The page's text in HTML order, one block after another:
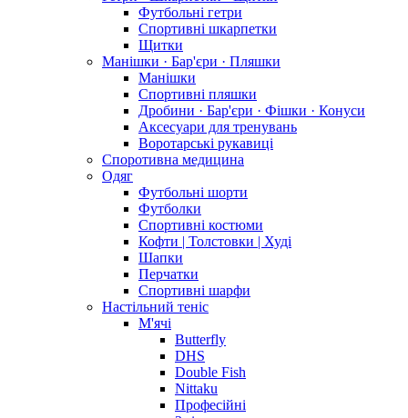
Футбольні гетри
Спортивні шкарпетки
Щитки
Манішки · Бар'єри · Пляшки
Манішки
Спортивні пляшки
Дробини · Бар'єри · Фішки · Конуси
Аксесуари для тренувань
Воротарські рукавиці
Споротивна медицина
Одяг
Футбольні шорти
Футболки
Спортивні костюми
Кофти | Толстовки | Худі
Шапки
Перчатки
Спортивні шарфи
Настільний теніс
М'ячі
Butterfly
DHS
Double Fish
Nittaku
Професійні